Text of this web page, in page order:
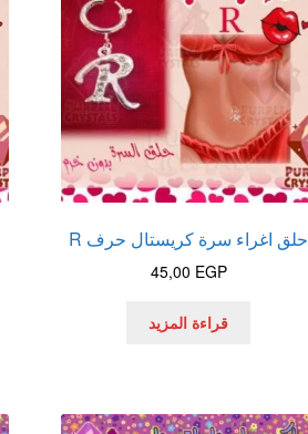
حلق اغراء سرة كريستال حرف R
45,00 EGP
قراءة المزيد